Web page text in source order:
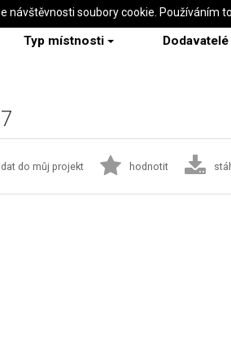
Typ místnosti Dodavatelé
do můj projekt hodnotit
soubory cookie. Používáním